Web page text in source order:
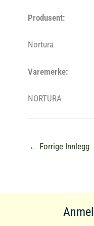
Produsent:
Nortura
Varemerke:
NORTURA
← Forrige Innlegg